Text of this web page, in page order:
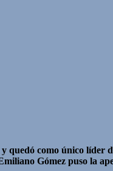
como único líder
Gómez puso la